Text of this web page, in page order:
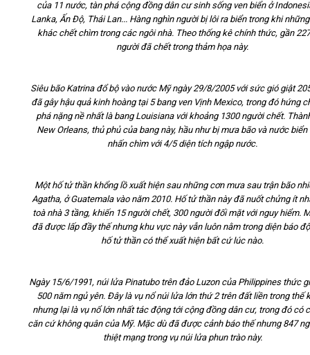
của 11 nước, tàn phá cộng đồng dân cư sinh sống ven biển ở
Lanka, Ấn Độ, Thái Lan... Hàng nghìn người bị lôi ra biển trong khi
khác chết chìm trong các ngôi nhà. Theo thống kê chính thức, gần
người đã chết trong thảm họa này.
Siêu bão Katrina đổ bộ vào nước Mỹ ngày 29/8/2005 với sức gió giật
đã gây hậu quả kinh hoàng tại 5 bang ven Vịnh Mexico, trong đó hứng
phá nặng nề nhất là bang Louisiana với khoảng 1300 người chết.
New Orleans, thủ phủ của bang này, hầu như bị mưa bão và nước biển
nhấn chìm với 4/5 diện tích ngập nước.
Một hố tử thần khổng lồ xuất hiện sau những cơn mưa sau trận bão
Agatha, ở Guatemala vào năm 2010. Hố tử thần này đã nuốt chửng ít
toà nhà 3 tầng, khiến 15 người chết, 300 người đối mặt với nguy hiểm.
đã được lấp đầy thế nhưng khu vực này vẫn luôn nằm trong diện báo
hố tử thần có thể xuất hiện bất cứ lúc nào.
Ngày 15/6/1991, núi lửa Pinatubo trên đảo Luzon của Philippines thức
500 năm ngủ yên. Đây là vụ nổ núi lửa lớn thứ 2 trên đất liền trong thế
nhưng lại là vụ nổ lớn nhất tác động tới cộng đồng dân cư, trong đó có
căn cứ không quân của Mỹ. Mặc dù đã được cảnh báo thế nhưng 847
thiệt mạng trong vụ núi lửa phun trào này.